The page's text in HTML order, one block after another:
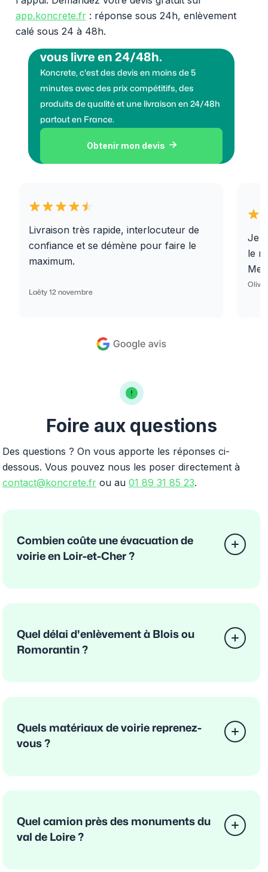
app.koncrete.fr: réponse sous 24h, enlèvement
calé sous 24 à 48h.
vous livre en 24/48h.
Koncrete, c'est des devis en moins de 5
minutes avec des prix compétitifs, des
produits de qualité et une livraison en 24/48h
partout en France.
Obtenir mon devis 
Livraison très rapide, interlocuteur de
confiance et se démène pour faire le
maximum.
Laëty 12 novembre
Je
le
Foire aux questions
Des questions ? On vous apporte les réponses ci-
dessous. Vous pouvez nous les poser directement à
contact@koncrete.fr ou au 01 89 31 85 23.
Combien coûte une évacuation de
voirie en Loir-et-Cher ?
Quel délai d'enlèvement à Blois ou
Romorantin ?
Quels matériaux de voirie reprenez-
vous ?
Quel camion près des monuments du
val de Loire ?